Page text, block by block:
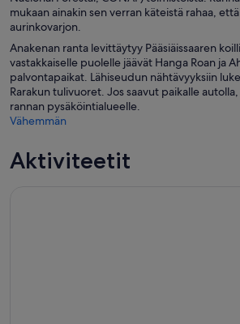
mukaan ainakin sen verran käteistä rahaa,
aurinkovarjon.
Anakenan ranta levittäytyy Pääsiäissaaren
vastakkaiselle puolelle jäävät Hanga Roan ja
palvontapaikat. Lähiseudun nähtävyyksiin
Rarakun tulivuoret. Jos saavut paikalle
rannan pysäköintialueelle.
Vähemmän
Aktiviteetit